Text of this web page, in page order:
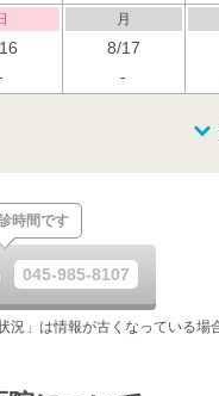
月
8/17
-
休
6
月
9/7
時間です
045-985-8107
」は情報が古くなっている場